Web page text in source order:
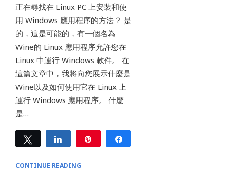
正在尋找在 Linux PC 上安裝和使
用 Windows 應用程序的方法？ 是
的，這是可能的，有一個名為
Wine的 Linux 應用程序允許您在
Linux 中運行 Windows 軟件。 在
這篇文章中，我將向您展示什麼是
Wine以及如何使用它在 Linux 上
運行 Windows 應用程序。 什麼
是…
Tweet Share
CONTINUE READING